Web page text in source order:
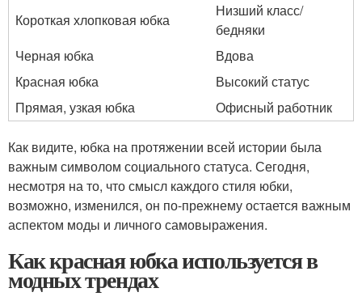
Короткая хлопковая юбка
Низший класс/
бедняки
Черная юбка
Вдова
Красная юбка
Высокий статус
Прямая, узкая юбка
Офисный работник
Как видите, юбка на протяжении всей истории была
важным символом социального статуса. Сегодня,
несмотря на то, что смысл каждого стиля юбки,
возможно, изменился, он по-прежнему остается важным
аспектом моды и личного самовыражения.
Как красная юбка используется в
модных трендах